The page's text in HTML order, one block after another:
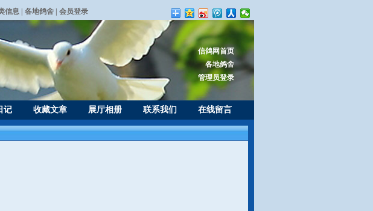
信息 各地鸽舍 会员登录
信鸽网首页
各地鸽舍
管理员登录
记 收藏文章 展厅相册 联系我们 在线留言